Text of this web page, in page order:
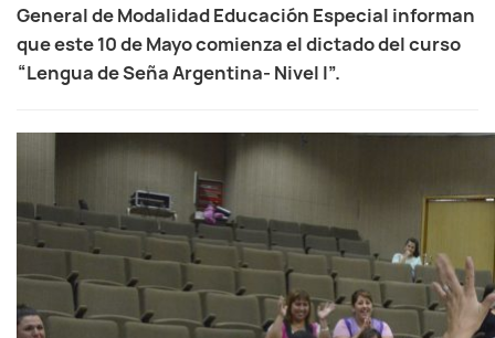
General de Modalidad Educación Especial informan
que este 10 de Mayo comienza el dictado del curso
“Lengua de Seña Argentina- Nivel I”.